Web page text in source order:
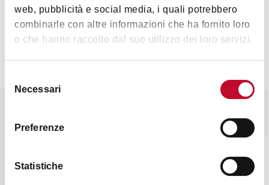
web, pubblicità e social media, i quali potrebbero
combinarle con altre informazioni che ha fornito loro
o che hanno raccolto dal suo utilizzo dei loro servizi.
delNecessari
Preferenze
Statistiche
Contacts